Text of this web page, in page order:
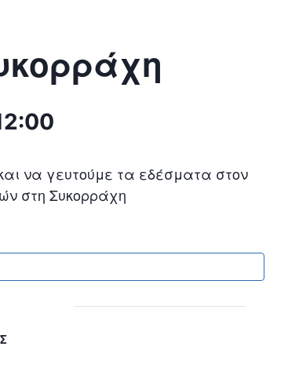
να γευτούμε τα εδέσματα στον
στη Συκορράχη